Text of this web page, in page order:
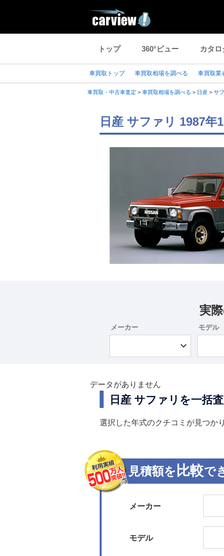
トップ 360°ビュー カタロ
車買取トップ 車買取相場を調べる 車買取業
車買取・中古車査定 > 車買取相場を調べる > 日産 > サ
日産 サファリ 1987年
実
メーカー モデル
データがありません
日産 サファリを一括
選択した年式のクチコミが見つか
見積額を 比較で
メーカー
モデル